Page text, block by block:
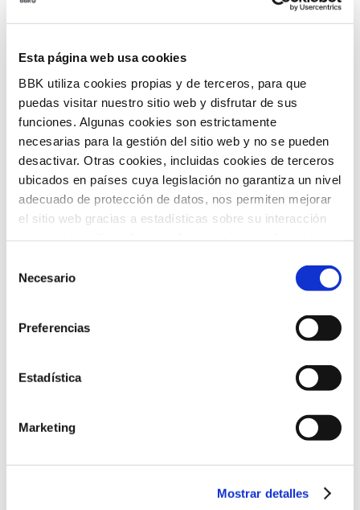
Esta página web usa cookies
BBK utiliza cookies propias y de terceros, para que
puedas visitar nuestro sitio web y disfrutar de sus
funciones. Algunas cookies son estrictamente
necesarias para la gestión del sitio web y no se pueden
desactivar. Otras cookies, incluidas cookies de terceros
ubicados en países cuya legislación no garantiza un nivel
adecuado de protección de datos, nos permiten mejorar
el sitio web gracias a estadísticas sobre su interacción
el uso que haga del sitio web con nuestros partners de
información que les haya proporcionado o que hayan
recopilado a partir del uso que haya hecho de sus
preferencias.
Necesario
Preferencias
Estadística
Marketing
Mostrar detalles
Piscine et splash park dans le jardin secret.
principal sera disponible au mois d’août du lundi au
dimanche.